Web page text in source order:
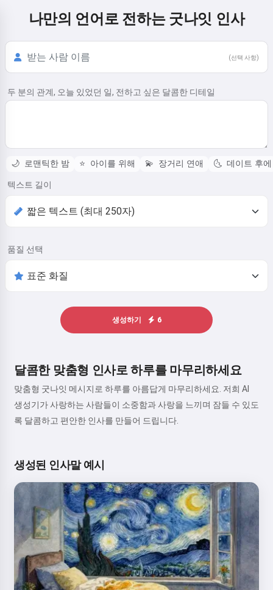
나만의 언어로 전하는 굿나잇 인사
(선택 사항)
두 분의 관계, 오늘 있었던 일, 전하고 싶은 달콤한 디테일
🌙 로맨틱한 밤 ⭐ 아이를 위해 💫 장거리 연애 🌜 데이트 후에
텍스트 길이
품질 선택
생성하기 6
달콤한 맞춤형 인사로 하루를 마무리하세요
맞춤형 굿나잇 메시지로 하루를 아름답게 마무리하세요. 저희 AI
생성기가 사랑하는 사람들이 소중함과 사랑을 느끼며 잠들 수 있도
록 달콤하고 편안한 인사를 만들어 드립니다.
생성된 인사말 예시